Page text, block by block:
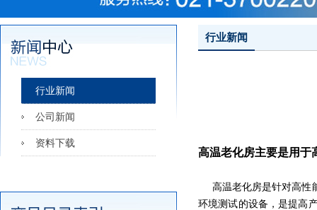
行业新闻
公司新闻
资料下载
行业新闻
高温老化房主要是用于
高温老化房是针对高性
环境测试的设备，是提高